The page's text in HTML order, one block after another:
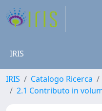
IRIS
IRIS Catalogo Ricerca
2.1 Contributo in